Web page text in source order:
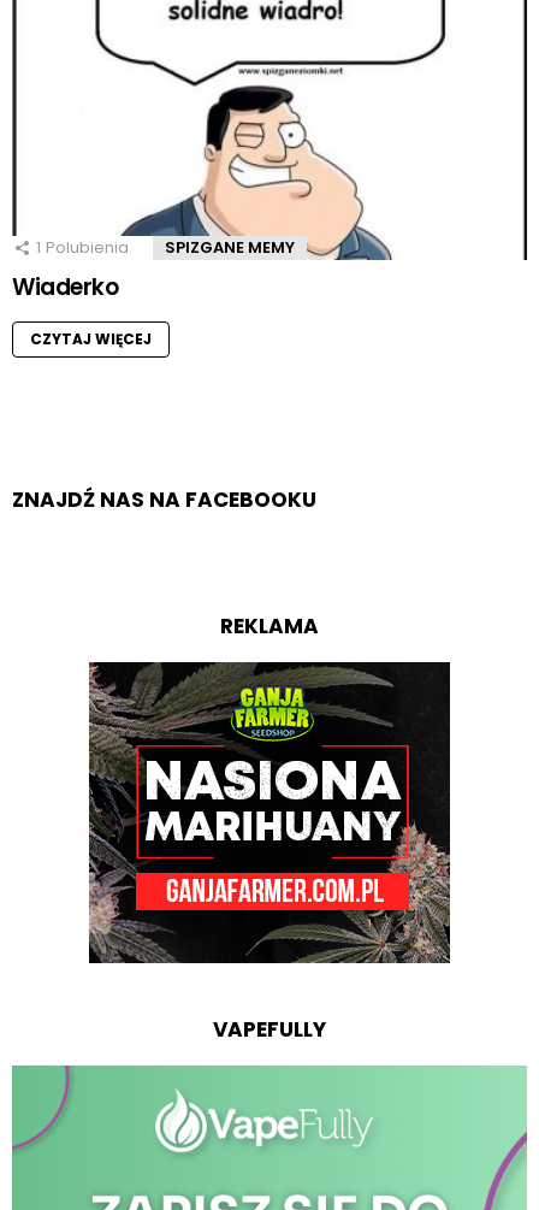
1 Polubienia SPIZGANE MEMY
Wiaderko
CZYTAJ WIĘCEJ
ZNAJDŹ NAS NA FACEBOOKU
REKLAMA
VAPEFULLY